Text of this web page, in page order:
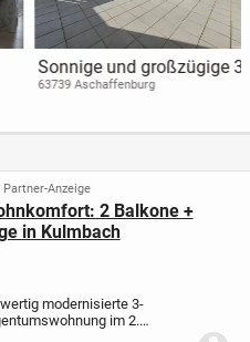
Sonnige und großzügige 3
Zimmer-ETW mit großem
63739 Aschaffenburg
Partner-Anzeige
2 Balkone +
in Kulmbach
modernisierte 3-
im 2.